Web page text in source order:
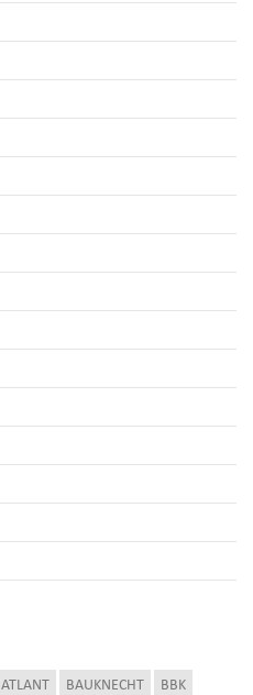
ATLANT BAUKNECHT BBK